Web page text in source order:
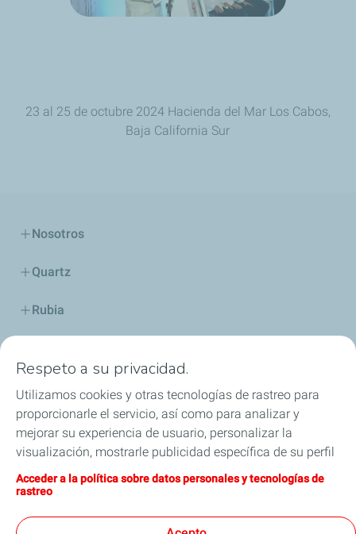
23 al 25 de octubre 2024 Hacienda del Mar Los Cabos,
Baja California Sur
Nosotros
Quartz
Rubia
Lubricantes y especialidades
Distribuidores
TWC
Competición
Respeto a su privacidad.
Utilizamos cookies y otras tecnologías de rastreo para
proporcionarle el servicio, así como para analizar y
mejorar su experiencia de usuario, personalizar la
visualización, mostrarle publicidad específica de su perfil
en este sitio y en nuestros sitios asociados, y permitirle
compartir nuestro contenido en las redes sociales. Puede
momento haciendo clic en el botón «Gérer mes cookies»
Acceder a la política sobre datos personales y tecnologías de
rastreo